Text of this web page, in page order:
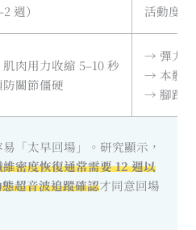
週） 活動度
肉用力收縮 5–10 秒
關節僵硬
→ 彈力帶
→ 本體感
→ 腳踝字
「太早回場」。研究顯示，
密度恢復通常需要 12 週以
超音波追蹤確認才同意回場